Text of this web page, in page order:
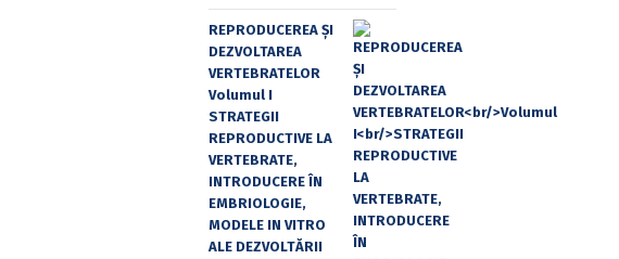
REPRODUCEREA ȘI
DEZVOLTAREA
VERTEBRATELOR
Volumul I
STRATEGII
REPRODUCTIVE LA
VERTEBRATE,
INTRODUCERE ÎN
EMBRIOLOGIE,
MODELE IN VITRO
ALE DEZVOLTĂRII